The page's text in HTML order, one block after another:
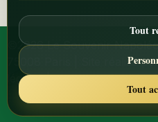
©2026 Le Souvenir
75008 Paris | Site réalisé
légales|termes-et-conditions
Tout
Tout